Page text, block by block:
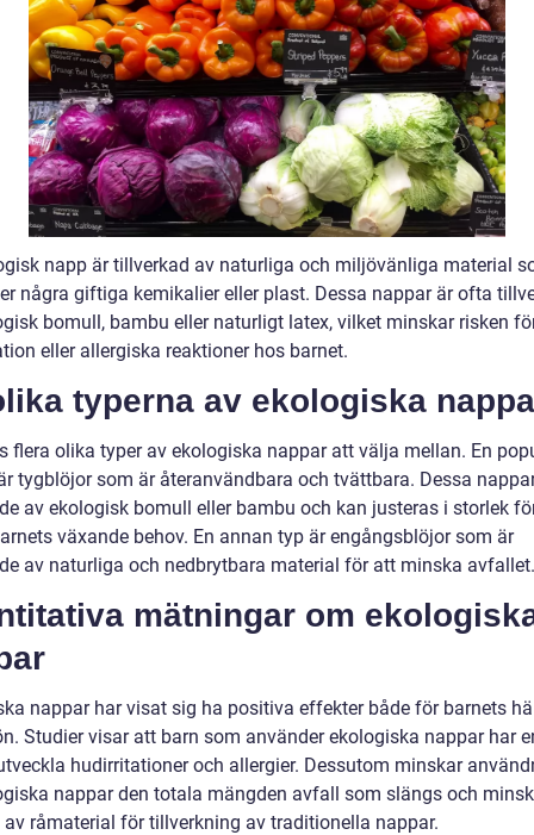
napp är tillverkad av naturliga och miljövänliga material
några giftiga kemikalier eller plast. Dessa nappar är ofta
bomull, bambu eller naturligt latex, vilket minskar risken
eller allergiska reaktioner hos barnet.
typerna av ekologiska
flera olika typer av ekologiska nappar att välja mellan. En
tygblöjor som är återanvändbara och tvättbara. Dessa
av ekologisk bomull eller bambu och kan justeras i storlek
växande behov. En annan typ är engångsblöjor som är
av naturliga och nedbrytbara material för att minska avfallet.
mätningar om
nappar har visat sig ha positiva effekter både för barnets
Studier visar att barn som använder ekologiska nappar har
hudirritationer och allergier. Dessutom minskar
nappar den totala mängden avfall som slängs och
av råmaterial för tillverkning av traditionella nappar.